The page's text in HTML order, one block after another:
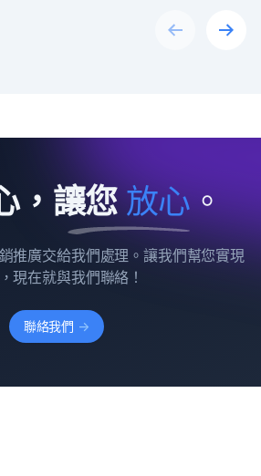
PreviousNext
，讓您放心。
推廣交給我們處理。讓我們幫您實現
現在就與我們聯絡！
聯絡我們 ->